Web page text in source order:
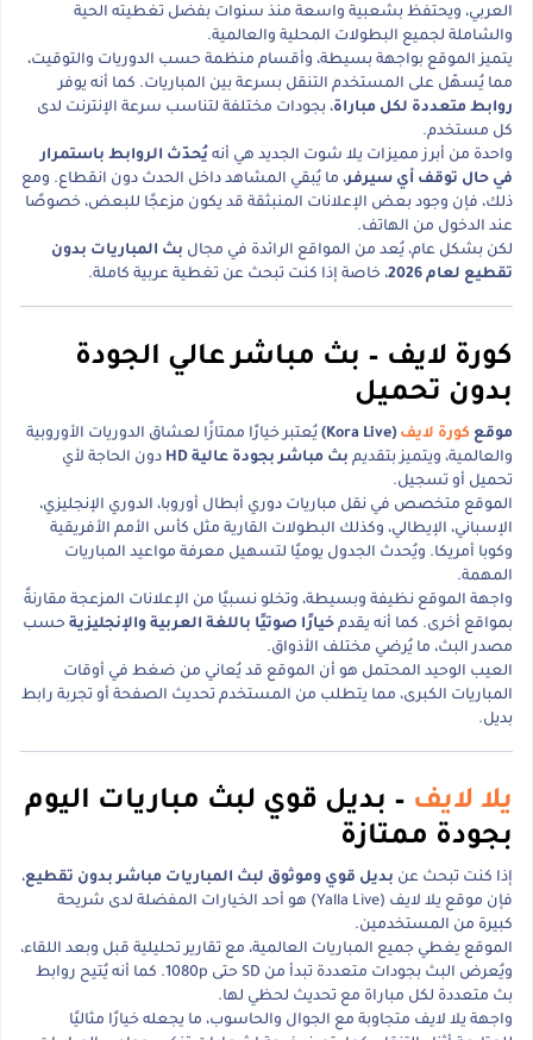
العربي، ويحتفظ بشعبية واسعة منذ سنوات بفضل تغطيته الحية
والشاملة لجميع البطولات المحلية والعالمية.
يتميز الموقع بواجهة بسيطة، وأقسام منظمة حسب الدوريات والتوقيت،
مما يُسهّل على المستخدم التنقل بسرعة بين المباريات. كما أنه يوفر
روابط متعددة لكل مباراة، بجودات مختلفة لتناسب سرعة الإنترنت لدى
كل مستخدم.
واحدة من أبرز مميزات يلا شوت الجديد هي أنه يُحدّث الروابط باستمرار
في حال توقف أي سيرفر، ما يُبقي المشاهد داخل الحدث دون انقطاع. ومع
ذلك، فإن وجود بعض الإعلانات المنبثقة قد يكون مزعجًا للبعض، خصوصًا
عند الدخول من الهاتف.
لكن بشكل عام، يُعد من المواقع الرائدة في مجال بث المباريات بدون
تقطيع لعام 2026
، خاصة إذا كنت تبحث عن تغطية عربية كاملة.
كورة لايف – بث مباشر عالي الجودة
بدون تحميل
موقع كورة لايف (Kora Live)
يُعتبر خيارًا ممتازًا لعشاق الدوريات الأوروبية
والعالمية، ويتميز بتقديم بث مباشر بجودة عالية HD
دون الحاجة لأي
تحميل أو تسجيل.
الموقع متخصص في نقل مباريات دوري أبطال أوروبا، الدوري الإنجليزي،
الإسباني، الإيطالي، وكذلك البطولات القارية مثل كأس الأمم الأفريقية
وكوبا أمريكا. ويُحدث الجدول يوميًا لتسهيل معرفة مواعيد المباريات
المهمة.
واجهة الموقع نظيفة وبسيطة، وتخلو نسبيًا من الإعلانات المزعجة مقارنةً
بمواقع أخرى. كما أنه يقدم خيارًا صوتيًا باللغة العربية والإنجليزية حسب
مصدر البث، ما يُرضي مختلف الأذواق.
العيب الوحيد المحتمل هو أن الموقع قد يُعاني من ضغط في أوقات
المباريات الكبرى، مما يتطلب من المستخدم تحديث الصفحة أو تجربة رابط
بديل.
يلا لايف – بديل قوي لبث مباريات اليوم
بجودة ممتازة
إذا كنت تبحث عن بديل قوي وموثوق لبث المباريات مباشر بدون تقطيع،
فإن موقع يلا لايف (Yalla Live) هو أحد الخيارات المفضلة لدى شريحة
كبيرة من المستخدمين.
الموقع يغطي جميع المباريات العالمية، مع تقارير تحليلية قبل وبعد اللقاء،
ويُعرض البث بجودات متعددة تبدأ من SD حتى 1080p. كما أنه يُتيح روابط
بث متعددة لكل مباراة مع تحديث لحظي لها.
واجهة يلا لايف متجاوبة مع الجوال والحاسوب، ما يجعله خيارًا مثاليًا